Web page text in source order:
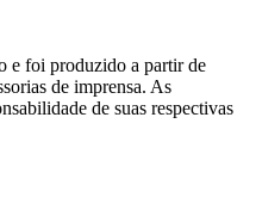
e foi produzido a partir de
de imprensa. As
de suas respectivas